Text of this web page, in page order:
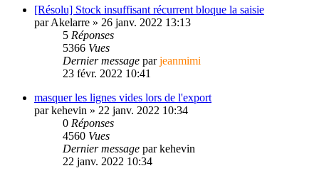
[Résolu] Stock insuffisant récurrent bloque la saisie
parAkelarre » 26 janv. 2022 13:13
5 Réponses
5366 Vues
Dernier message parjeanmimi
23 févr. 2022 10:41
masquer les lignes vides lors de l'export
parkehevin » 22 janv. 2022 10:34
0 Réponses
4560 Vues
Dernier message parkehevin
22 janv. 2022 10:34